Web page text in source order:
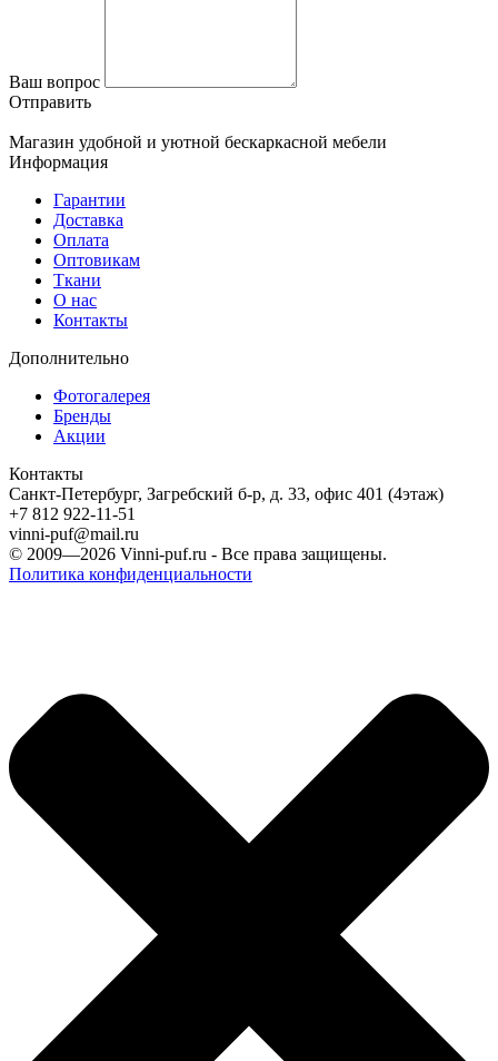
Ваш вопрос
Отправить
Магазин удобной и уютной бескаркасной мебели
Информация
Гарантии
Доставка
Оплата
Оптовикам
Ткани
О нас
Контакты
Дополнительно
Фотогалерея
Бренды
Акции
Контакты
Санкт-Петербург, Загребский б-р, д. 33, офис 401 (4этаж)
+7 812 922-11-51
vinni-puf@mail.ru
© 2009—2026 Vinni-puf.ru - Все права защищены.
Политика конфиденциальности